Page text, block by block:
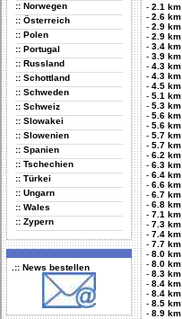
:: Norwegen
:: Österreich
:: Polen
:: Portugal
:: Russland
:: Schottland
:: Schweden
:: Schweiz
:: Slowakei
:: Slowenien
:: Spanien
:: Tschechien
:: Türkei
:: Ungarn
:: Wales
:: Zypern
.:: News bestellen
- 2.1 km
- 2.6 km
- 2.9 km
- 2.9 km
- 3.4 km
- 3.9 km
- 4.3 km
- 4.3 km
- 4.5 km
- 5.1 km
- 5.3 km
- 5.6 km
- 5.6 km
- 5.7 km
- 5.7 km
- 6.2 km
- 6.3 km
- 6.4 km
- 6.6 km
- 6.7 km
- 6.8 km
- 7.1 km
- 7.3 km
- 7.4 km
- 7.7 km
- 8.0 km
- 8.0 km
- 8.3 km
- 8.4 km
- 8.4 km
- 8.5 km
- 8.9 km